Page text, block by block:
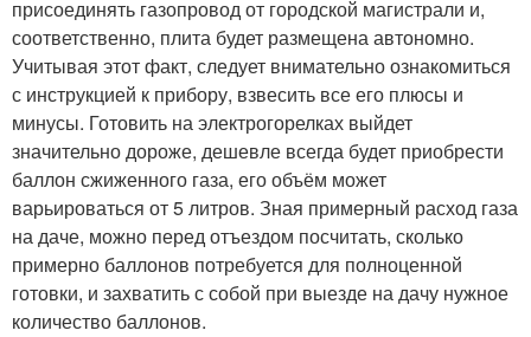
присоединять газопровод от городской магистрали и,
соответственно, плита будет размещена автономно.
Учитывая этот факт, следует внимательно ознакомиться
с инструкцией к прибору, взвесить все его плюсы и
минусы. Готовить на электрогорелках выйдет
значительно дороже, дешевле всегда будет приобрести
баллон сжиженного газа, его объём может
варьироваться от 5 литров. Зная примерный расход газа
на даче, можно перед отъездом посчитать, сколько
примерно баллонов потребуется для полноценной
готовки, и захватить с собой при выезде на дачу нужное
количество баллонов.